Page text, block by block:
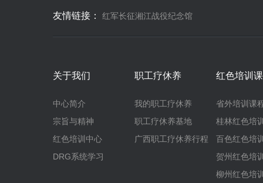
友情链接： 红军长征湘江战役纪念馆
关于我们
中心简介
宗旨与精神
红色培训中心
DRG系统学习
职工疗休养
我的职工疗休养
职工疗休养基地
广西职工疗休养行程
红色培训
省外培训课
桂林红色培
百色红色培
贺州红色培
柳州红色培